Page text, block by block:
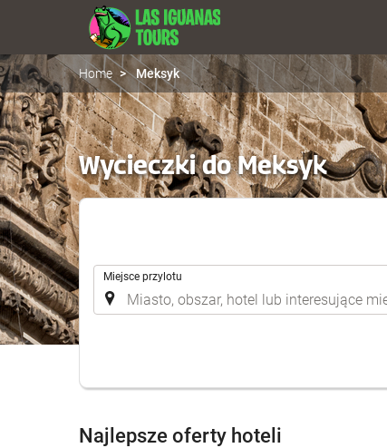
Home Meksyk
Wycieczki do Meksyk
Miejsce przylotu
Najlepsze oferty hoteli